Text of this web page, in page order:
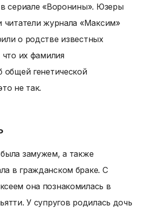
в сериале «Воронины». Юзеры
читатели журнала «Максим»
о родстве известных
их фамилия
общей генетической
не так.
замужем, а также
в гражданском браке. С
она познакомилась в
У супругов родилась дочь